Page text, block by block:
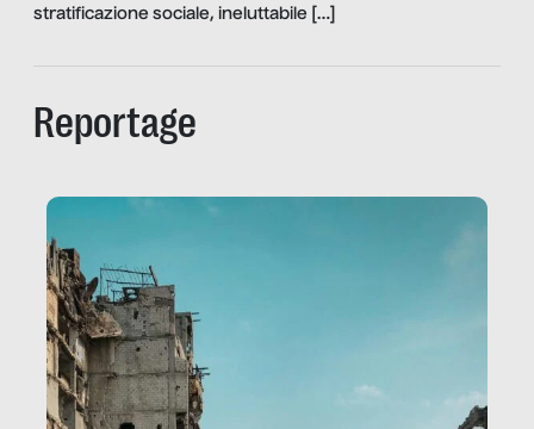
stratificazione sociale, ineluttabile […]
Reportage